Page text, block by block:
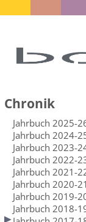
Chronik
Jahrbuch 2025-
Jahrbuch 2024-
Jahrbuch 2023-
Jahrbuch 2022-
Jahrbuch 2021-
Jahrbuch 2020-21
Jahrbuch 2019-
Jahrbuch 2018-